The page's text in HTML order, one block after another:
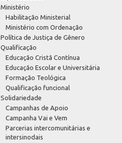
Ministério
Habilitação Ministerial
Ministério com Ordenação
Política de Justiça de Gênero
Qualificação
Educação Cristã Contínua
Educação Escolar e Universitária
Formação Teológica
Qualificação funcional
Solidariedade
Campanhas de Apoio
Campanha Vai e Vem
Parcerias intercomunitárias e
intersinodais